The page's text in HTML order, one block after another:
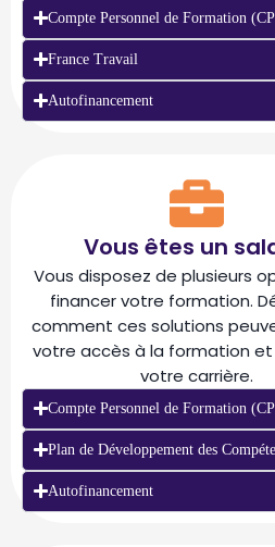
Compte Personnel de Formation
France Travail
Autofinancement
Vous êtes un
Vous disposez de plusieurs
financer votre formation.
comment ces solutions
votre accès à la formation
votre carrière.
Compte Personnel de Formation
Plan de Développement des
Autofinancement